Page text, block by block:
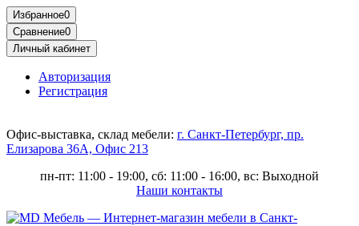
Избранное0
Сравнение0
Личный кабинет
Авторизация
Регистрация
Офис-выставка, склад мебели: г. Санкт-Петербург, пр.
Елизарова 36А, Офис 213
пн-пт: 11:00 - 19:00, сб: 11:00 - 16:00, вс: Выходной
Наши контакты